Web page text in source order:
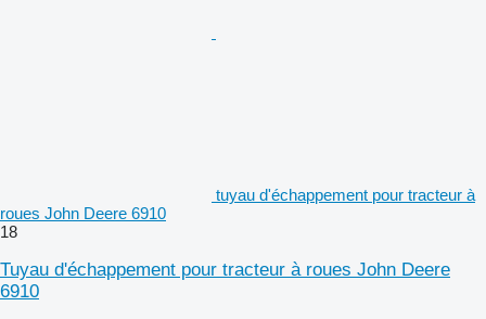
tuyau d'échappement pour tracteur à
roues John Deere 6910
18
Tuyau d'échappement pour tracteur à roues John Deere
6910